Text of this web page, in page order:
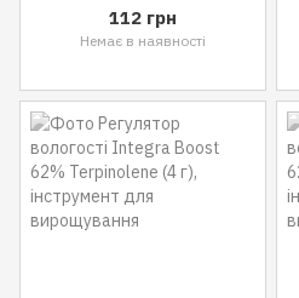
112 грн
Немає в наявності